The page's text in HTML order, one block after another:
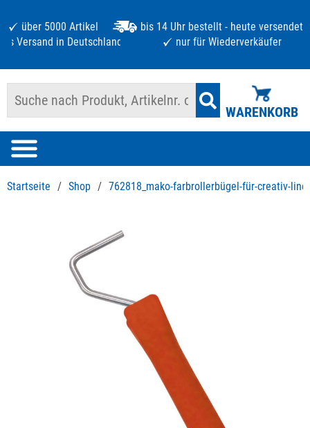
über 5000 Artikel
bis 14 Uhr bestellt - heute versendet
Versand in Deutschland ab 125 €
nur für Wiederverkäufer
WARENKORB
Startseite / Shop / 762818_mako-farbrollerbügel-für-creativ-